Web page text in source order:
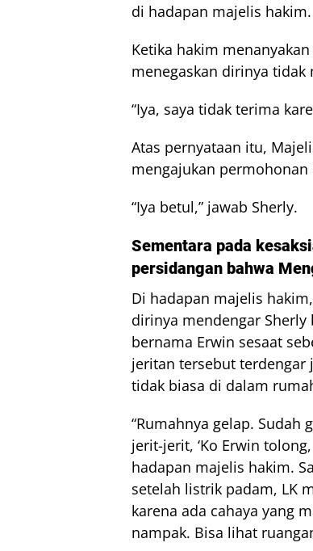
di hadapan majelis hakim.
Ketika hakim
menegaskan dirinya
“Iya, saya tidak terima
Atas pernyataan itu,
mengajukan
“Iya betul,” jawab Sherly.
Sementara pada
persidangan bahwa
Di hadapan majelis
dirinya mendengar
bernama Erwin sesaat
jeritan tersebut terdengar
tidak biasa di dalam
“Rumahnya gelap. Sudah
jerit-jerit, ‘Ko Erwin
hadapan majelis hakim.
setelah listrik padam, LK
karena ada cahaya yang
nampak. Bisa lihat